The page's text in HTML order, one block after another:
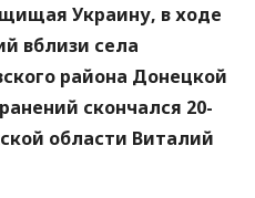
Украину, в ходе
вблизи села
района Донецкой
скончался 20-
области Виталий